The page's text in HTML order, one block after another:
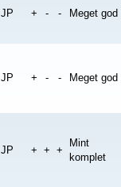
JP + - - Meget god
JP + - - Meget god
JP + + +
Mint
komplet